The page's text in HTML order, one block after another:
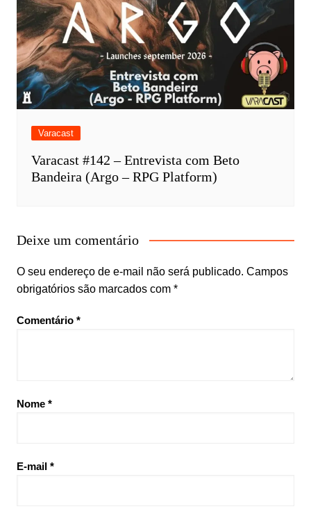
Varacast
Varacast #142 – Entrevista com Beto
Bandeira (Argo – RPG Platform)
Deixe um comentário
O seu endereço de e-mail não será publicado. Campos
obrigatórios são marcados com *
Comentário *
Nome *
E-mail *